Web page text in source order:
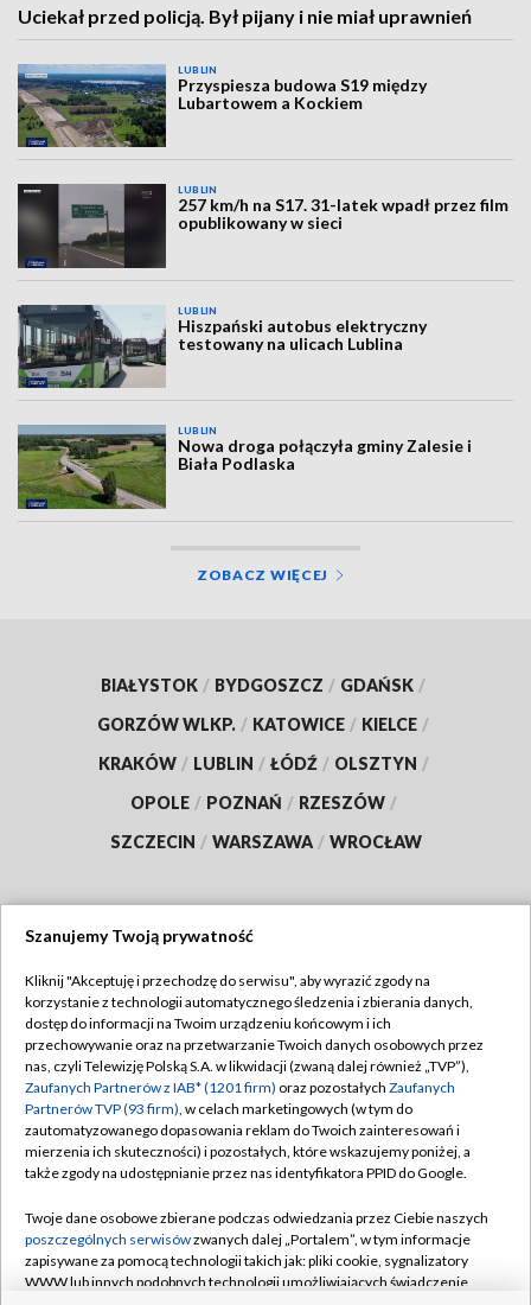
Uciekał przed policją. Był pijany i nie miał uprawnień
LUBLIN
Przyspiesza budowa S19 między
Lubartowem a Kockiem
LUBLIN
257 km/h na S17. 31-latek wpadł przez film
opublikowany w sieci
LUBLIN
Hiszpański autobus elektryczny
testowany na ulicach Lublina
LUBLIN
Nowa droga połączyła gminy Zalesie i
Biała Podlaska
ZOBACZ WIĘCEJ
BIAŁYSTOK / BYDGOSZCZ / GDAŃSK /
GORZÓW WLKP. / KATOWICE / KIELCE /
KRAKÓW / LUBLIN / ŁÓDŹ / OLSZTYN /
OPOLE / POZNAŃ / RZESZÓW /
SZCZECIN / WARSZAWA / WROCŁAW
TVP
Abonament TVP
Emisja w TVP
Centrum informacji TVP
Naziemna Telewizja Cyfrowa
Rada Programowa
System NOS
Regulamin TVP
Polityka prywatności
Moje zgody
Pomoc
Kontakt
Szanujemy Twoją prywatność
Kliknij "Akceptuję i przechodzę do serwisu", aby wyrazić zgody na
korzystanie z technologii automatycznego śledzenia i zbierania danych,
dostęp do informacji na Twoim urządzeniu końcowym i ich
przechowywanie oraz na przetwarzanie Twoich danych osobowych przez
nas, czyli Telewizję Polską S.A. w likwidacji (zwaną dalej również „TVP”),
Zaufanych Partnerów z IAB* (1201 firm) oraz pozostałych Zaufanych
Partnerów TVP (93 firm), w celach marketingowych (w tym do
zautomatyzowanego dopasowania reklam do Twoich zainteresowań i
mierzenia ich skuteczności) i pozostałych, które wskazujemy poniżej, a
także zgody na udostępnianie przez nas identyfikatora PPID do Google.
Twoje dane osobowe zbierane podczas odwiedzania przez Ciebie naszych
poszczególnych serwisówzwanych dalej „Portalem”, w tym informacje
zapisywane za pomocą technologii takich jak: pliki cookie, sygnalizatory
WWW lub innych podobnych technologii umożliwiających świadczenie